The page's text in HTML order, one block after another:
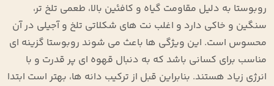
روبوستا به دلیل مقاومت گیاه و کافئین بالا، طعمی تلخ ‌تر،
سنگین و خاکی دارد و اغلب نت ‌های شکلاتی تلخ و آجیلی در آن
محسوس است. این ویژگی ‌ها باعث می ‌شوند روبوستا گزینه ‌ای
مناسب برای کسانی باشد که به دنبال قهوه‌ ای پر قدرت و با
انرژی زیاد هستند. بنابراین قبل از ترکیب دانه‌ ها، بهتر است ابتدا